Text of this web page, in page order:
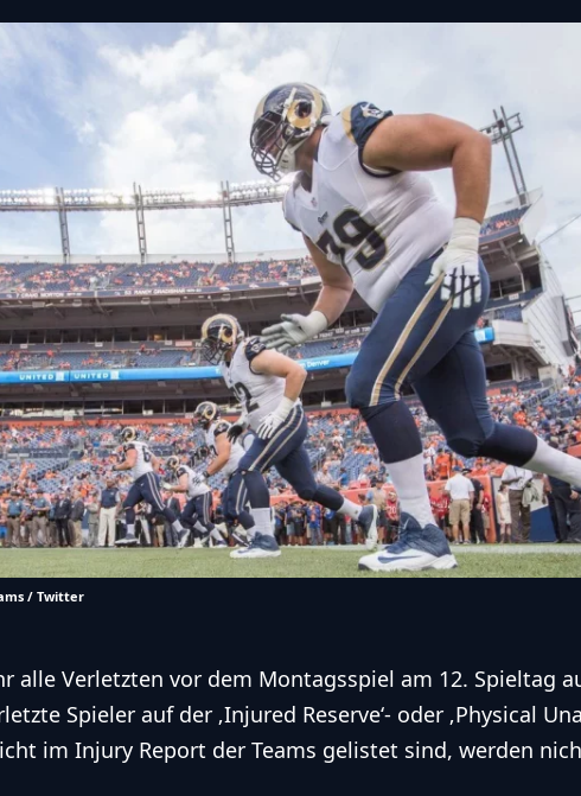
/ Twitter
alle Verletzten vor dem Montagsspiel am 12. Spieltag
Spieler auf der ‚Injured Reserve‘- oder ‚Physical
im Injury Report der Teams gelistet sind, werden